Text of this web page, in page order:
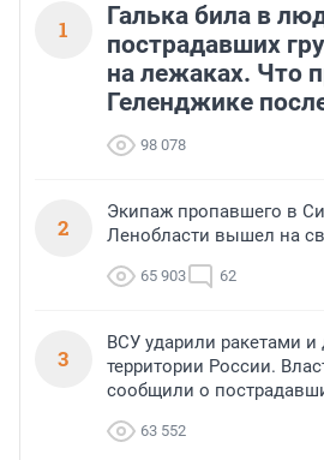
1
Галька била в
пострадавших
на лежаках. Что
Геленджике
98 078
2
Экипаж пропавшего в
Ленобласти вышел на
65 903 62
3
ВСУ ударили ракетами
территории России.
сообщили о
63 552